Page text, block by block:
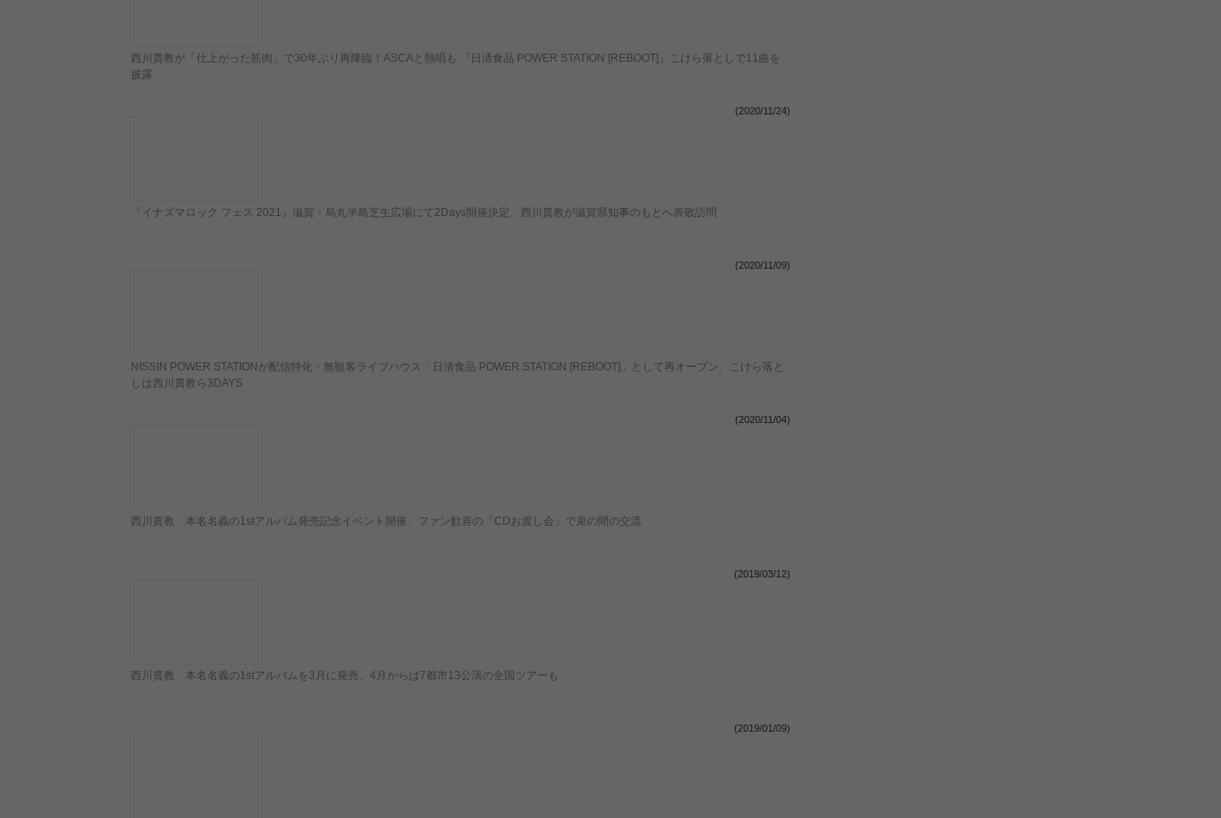
西川貴教が「仕上がった筋肉」で30年ぶり再降臨！ASCAと熱唱も 『日清食品 POWER STATION [REBOOT]』こけら落としで11曲を
披露
(2020/11/24)
『イナズマロック フェス 2021』滋賀・烏丸半島芝生広場にて2Days開催決定、西川貴教が滋賀県知事のもとへ表敬訪問
(2020/11/09)
NISSIN POWER STATIONが配信特化・無観客ライブハウス「日清食品 POWER STATION [REBOOT]」として再オープン、こけら落と
しは西川貴教ら3DAYS
(2020/11/04)
西川貴教 本名名義の1stアルバム発売記念イベント開催、ファン歓喜の「CDお渡し会」で束の間の交流
(2019/03/12)
西川貴教 本名名義の1stアルバムを3月に発売、4月からは7都市13公演の全国ツアーも
(2019/01/09)